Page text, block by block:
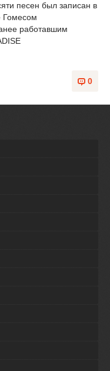
песен был записан в
Гомесом
работавшим
0